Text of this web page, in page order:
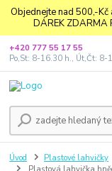
Objednejte nad 500,-
DÁREK ZDARMA
+420 777 55 17 55
Po,St: 8-16.30 h., Út,Čt: 8-
Úvod Plastové lahvičky